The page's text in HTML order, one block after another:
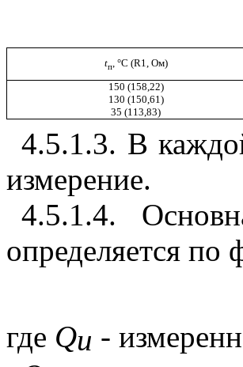
tп, °С (R1, Ом)
150 (158,22)
130 (150,61)
35 (113,83)
4.5.1.3. В
измерение.
4.5.1.4.
определяется по
где Qи -